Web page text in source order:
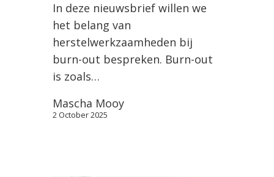
In deze nieuwsbrief willen we
het belang van
herstelwerkzaamheden bij
burn-out bespreken. Burn-out
is zoals…
Mascha Mooy
2 October 2025